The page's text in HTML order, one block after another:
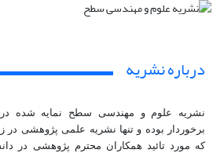
درباره نشریه
برخوردار بوده و تنها نشریه علمی پژوهشی
که مورد تائید همکاران محترم پژوهشی در